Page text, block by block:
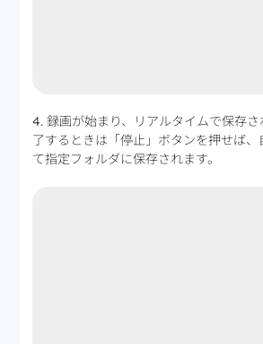
4. 録画が始まり、リアルタイムで保存
了するときは「停止」ボタンを押せば
て指定フォルダに保存されます。